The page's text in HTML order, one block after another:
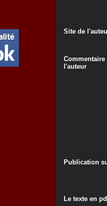
Site de
Commentaire
l'auteur
Publication
Le texte en